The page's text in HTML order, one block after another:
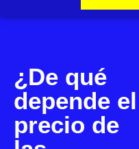
¿De qué
depende el
precio de